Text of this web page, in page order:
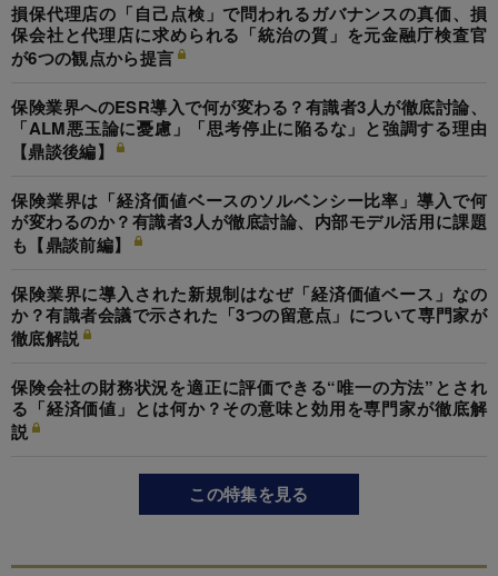
損保代理店の「自己点検」で問われるガバナンスの真価、損
保会社と代理店に求められる「統治の質」を元金融庁検査官
が6つの観点から提言
保険業界へのESR導入で何が変わる？有識者3人が徹底討論、
「ALM悪玉論に憂慮」「思考停止に陥るな」と強調する理由
【鼎談後編】
保険業界は「経済価値ベースのソルベンシー比率」導入で何
が変わるのか？有識者3人が徹底討論、内部モデル活用に課題
も【鼎談前編】
保険業界に導入された新規制はなぜ「経済価値ベース」なの
か？有識者会議で示された「3つの留意点」について専門家が
徹底解説
保険会社の財務状況を適正に評価できる“唯一の方法”とされ
る「経済価値」とは何か？その意味と効用を専門家が徹底解
説
この特集を見る